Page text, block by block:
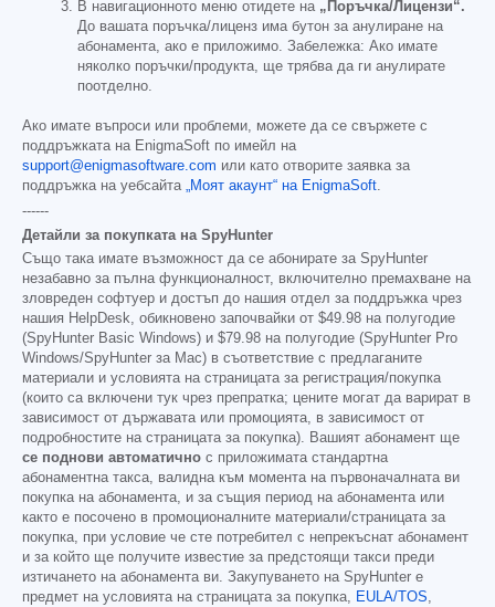
В навигационното меню отидете на „Поръчка/Лицензи“.
До вашата поръчка/лиценз има бутон за анулиране на
абонамента, ако е приложимо. Забележка: Ако имате
няколко поръчки/продукта, ще трябва да ги анулирате
поотделно.
Ако имате въпроси или проблеми, можете да се свържете с
поддръжката на EnigmaSoft по имейл на
support@enigmasoftware.com или като отворите заявка за
поддръжка на уебсайта „Моят акаунт“ на EnigmaSoft.
------
Детайли за покупката на SpyHunter
Също така имате възможност да се абонирате за SpyHunter
незабавно за пълна функционалност, включително премахване на
зловреден софтуер и достъп до нашия отдел за поддръжка чрез
нашия HelpDesk, обикновено започвайки от $49.98 на полугодие
(SpyHunter Basic Windows) и $79.98 на полугодие (SpyHunter Pro
Windows/SpyHunter за Mac) в съответствие с предлаганите
материали и условията на страницата за регистрация/покупка
(които са включени тук чрез препратка; цените могат да варират в
зависимост от държавата или промоцията, в зависимост от
подробностите на страницата за покупка). Вашият абонамент ще
се поднови автоматично с приложимата стандартна
абонаментна такса, валидна към момента на първоначалната ви
покупка на абонамента, и за същия период на абонамента или
както е посочено в промоционалните материали/страницата за
покупка, при условие че сте потребител с непрекъснат абонамент
и за който ще получите известие за предстоящи такси преди
изтичането на абонамента ви. Закупуването на SpyHunter е
предмет на условията на страницата за покупка, EULA/TOS,